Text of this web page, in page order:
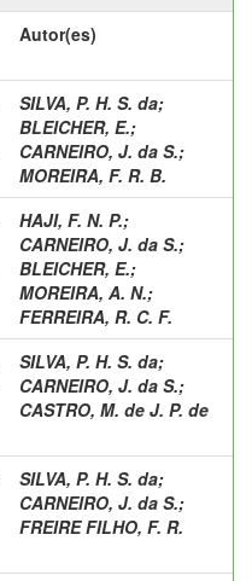
Autor(es)
SILVA, P. H. S. da;
BLEICHER, E.;
CARNEIRO, J. da S.;
MOREIRA, F. R. B.
HAJI, F. N. P.;
CARNEIRO, J. da S.;
BLEICHER, E.;
MOREIRA, A. N.;
FERREIRA, R. C. F.
SILVA, P. H. S. da;
CARNEIRO, J. da S.;
CASTRO, M. de J. P. de
SILVA, P. H. S. da;
CARNEIRO, J. da S.;
FREIRE FILHO, F. R.